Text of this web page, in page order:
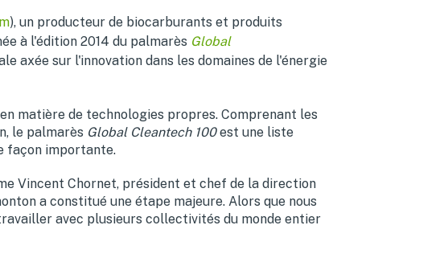
), un producteur de biocarburants et produits
à l'édition 2014 du palmarès Global
axée sur l'innovation dans les domaines de l'énergie
matière de technologies propres. Comprenant les
le palmarès Global Cleantech 100 est une liste
façon importante.
Vincent Chornet, président et chef de la direction
a constitué une étape majeure. Alors que nous
avec plusieurs collectivités du monde entier